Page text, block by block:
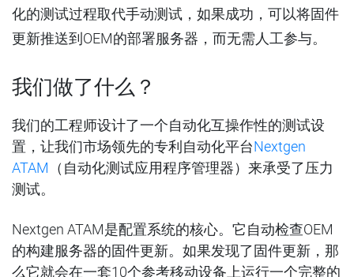
化的测试过程取代手动测试，如果成功，可以将固件
更新推送到OEM的部署服务器，而无需人工参与。
我们做了什么？
我们的工程师设计了一个自动化互操作性的测试设
置，让我们市场领先的专利自动化平台Nextgen
ATAM （自动化测试应用程序管理器）来承受了压力
测试。
Nextgen ATAM是配置系统的核心。它自动检查OEM
的构建服务器的固件更新。如果发现了固件更新，那
么它就会在一套10个参考移动设备上运行一个完整的